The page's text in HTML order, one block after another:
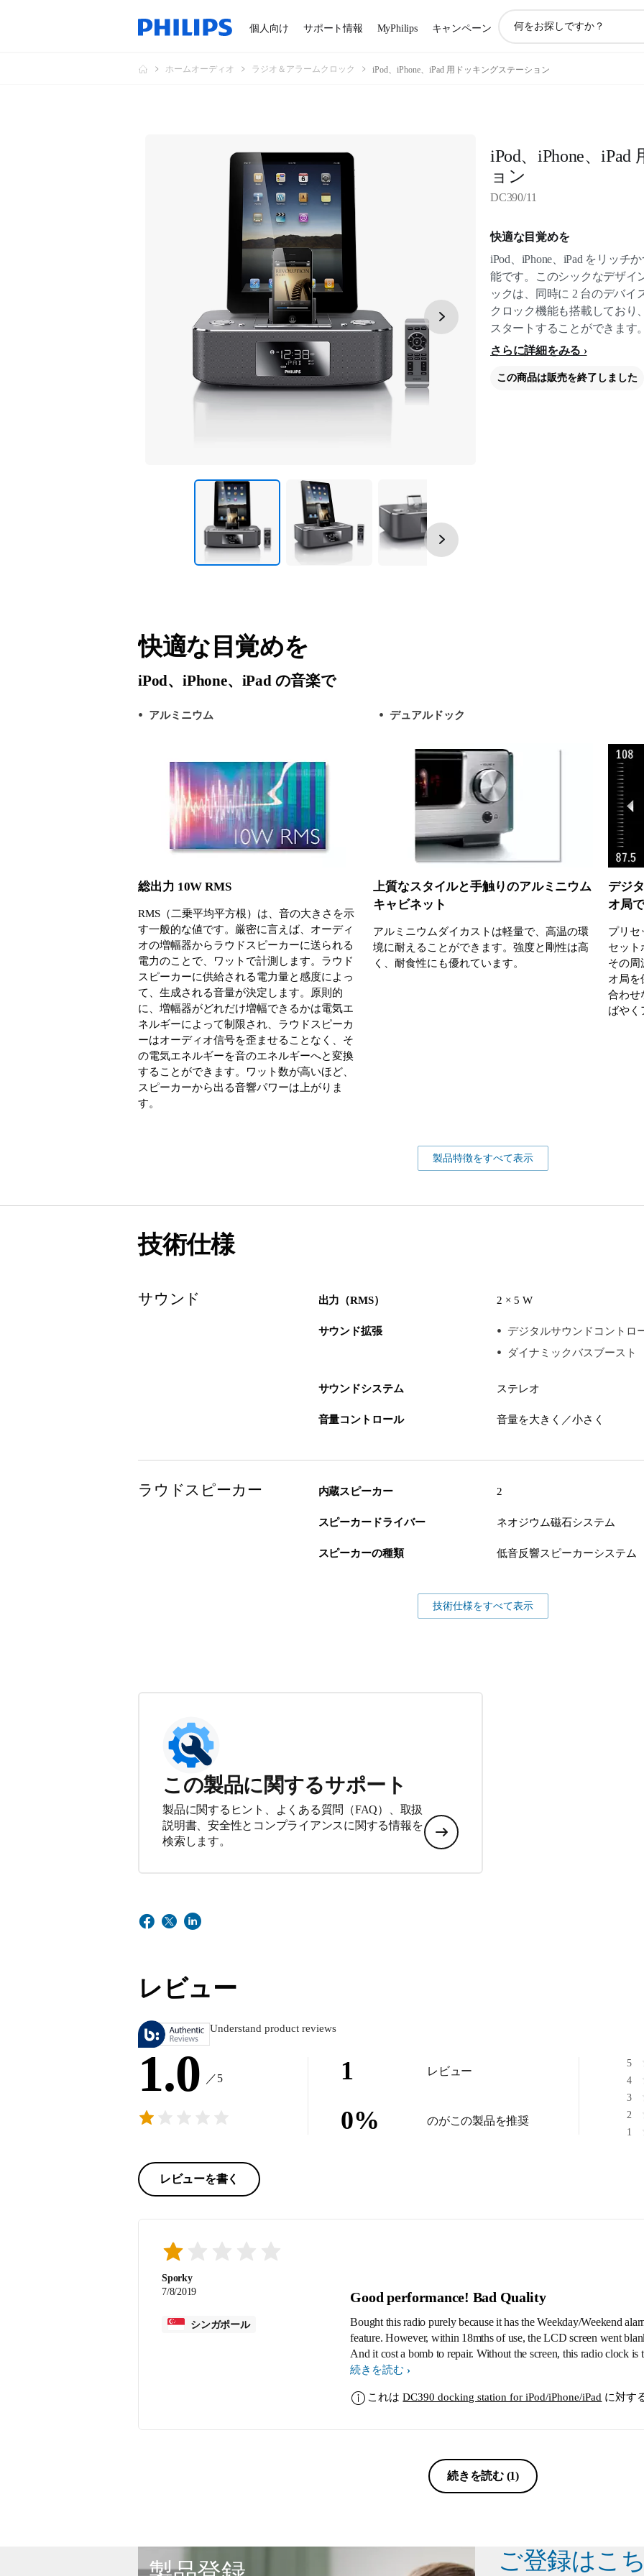
個人向け サポート情報 MyPhilips キャンペーン
ン
索
ホームオーディオ ラジオ＆アラームクロック iPod、iPhone、iPad 用ドッキングステーション
iPod、iPhone、
ョン
DC390/11
快適な目覚めを
iPod、iPhone、iPad をリッチ
能です。このシックなデザイ
ックは、同時に 2 台のデバイ
クロック機能も搭載しており
スタートすることができます
さらに詳細をみる
この商品は販売を終了しました
快適な目覚めを
iPod、iPhone、iPad の音楽で
アルミニウム デュアルドック
総出力 10W RMS
RMS（二乗平均平方根）は、音の大きさを示
す一般的な値です。厳密に言えば、オーディ
オの増幅器からラウドスピーカーに送られる
電力のことで、ワットで計測します。ラウド
スピーカーに供給される電力量と感度によっ
て、生成される音量が決定します。原則的
に、増幅器がどれだけ増幅できるかは電気エ
ネルギーによって制限され、ラウドスピーカ
ーはオーディオ信号を歪ませることなく、そ
の電気エネルギーを音のエネルギーへと変換
することができます。ワット数が高いほど、
スピーカーから出る音響パワーは上がりま
す。
上質なスタイルと手触りのアルミニウム
キャビネット
アルミニウムダイカストは軽量で、高温の環
境に耐えることができます。強度と剛性は高
く、耐食性にも優れています。
デジ
オ局
プリセ
セット
その周
オ局を
合わせ
ばやく
製品特徴をすべて表示
技術仕様
サウンド 出力（RMS） 2 × 5 W
サウンド拡張
デジタルサウンドコントロ
ダイナミックバスブースト
サウンドシステム ステレオ
音量コントロール 音量を大きく／小さく
ラウドスピーカー 内蔵スピーカー 2
スピーカードライバー ネオジウム磁石システム
スピーカーの種類 低音反響スピーカーシステム
技術仕様をすべて表示
この製品に関するサポート
製品に関するヒント、よくある質問（FAQ）、取扱
説明書、安全性とコンプライアンスに関する情報を
検索します。
レビュー
Understand product reviews
1.0 ／5
レビューを書く
1 レビュー
0% のがこの製品を推奨
5
4
3
2
1
Sporky
7/8/2019
シンガポール
Good performance! Bad Quality
Bought this radio purely because it has the Weekday/Weekend
feature. However, within 18mths of use, the LCD screen went blank.
And it cost a bomb to repair. Without the screen, this radio clock is
useless to me. This is the second bad encounter I had with Philips radio
use, the volume dial failed. And I cannot tune my volume
続きを読む
これはDC390 docking station for iPod/iPhone/iPad に対す
続きを読む (1)
ご登録はこ